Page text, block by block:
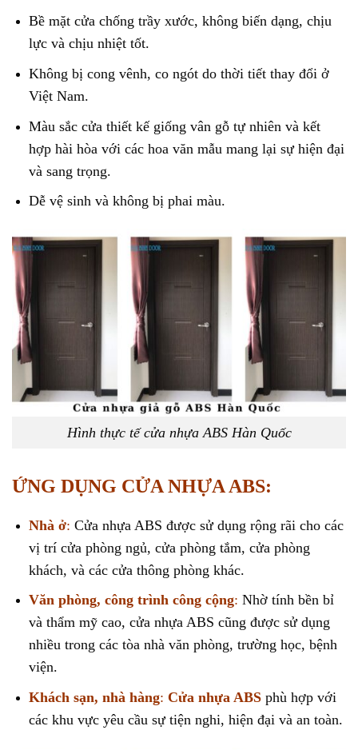
Bề mặt cửa chống trầy xước, không biến dạng, chịu
lực và chịu nhiệt tốt.
Không bị cong vênh, co ngót do thời tiết thay đổi ở
Việt Nam.
Màu sắc cửa thiết kế giống vân gỗ tự nhiên và kết
hợp hài hòa với các hoa văn mẫu mang lại sự hiện đại
và sang trọng.
Dễ vệ sinh và không bị phai màu.
Hình thực tế cửa nhựa ABS Hàn Quốc
ỨNG DỤNG CỬA NHỰA ABS:
Nhà ở: Cửa nhựa ABS được sử dụng rộng rãi cho các
vị trí cửa phòng ngủ, cửa phòng tắm, cửa phòng
khách, và các cửa thông phòng khác.
Văn phòng, công trình công cộng: Nhờ tính bền bỉ
và thẩm mỹ cao, cửa nhựa ABS cũng được sử dụng
nhiều trong các tòa nhà văn phòng, trường học, bệnh
viện.
Khách sạn, nhà hàng: Cửa nhựa ABSphù hợp với
các khu vực yêu cầu sự tiện nghi, hiện đại và an toàn.